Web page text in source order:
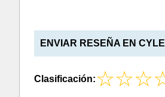
ENVIAR RESEÑA EN
Clasificación: